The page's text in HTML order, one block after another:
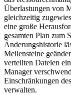
Überlastungen von
gleichzeitig
eine große
gesamten Plan zum
Änderungshistorie
Meilensteine
verteilten Dateien
Manager
Einschränkungen
verwalten.